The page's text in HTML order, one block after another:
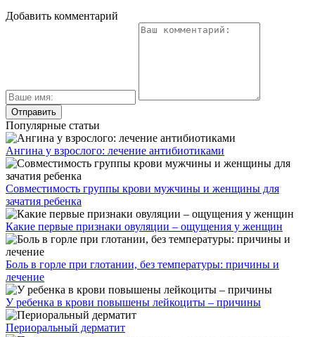
Добавить комментарий
Популярные статьи
Ангина у взрослого: лечение антибиотиками
Совместимость группы крови мужчины и женщины для
зачатия ребенка
Какие первые признаки овуляции – ощущения у женщин
Боль в горле при глотании, без температуры: причины и
лечение
У ребенка в крови повышены лейкоциты – причины
Периоральный дерматит